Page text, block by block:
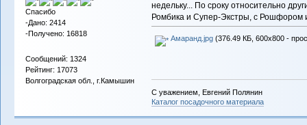
Спасибо
-Дано: 2414
-Получено: 16818
Сообщений: 1324
Рейтинг: 17073
Волгоградская обл., г.Камышин
недельку... По сроку относительно
Ромбика и Супер-Экстры, с Рошфором
Амаранд.jpg(376.49 КБ, 600x800 -
С уважением, Евгений Полянин
Каталог посадочного материала